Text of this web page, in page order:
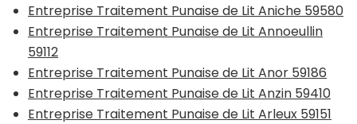
Entreprise Traitement Punaise de Lit Aniche 59580
Entreprise Traitement Punaise de Lit Annoeullin
59112
Entreprise Traitement Punaise de Lit Anor 59186
Entreprise Traitement Punaise de Lit Anzin 59410
Entreprise Traitement Punaise de Lit Arleux 59151